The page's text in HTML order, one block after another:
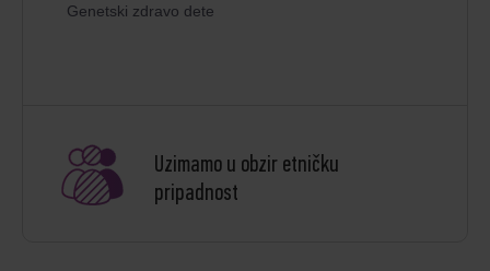
Genetski zdravo dete
Uzimamo u obzir etničku
pripadnost